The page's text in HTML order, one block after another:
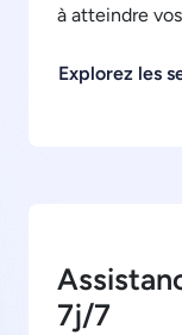
à atteindre
Explorez les
7j/7